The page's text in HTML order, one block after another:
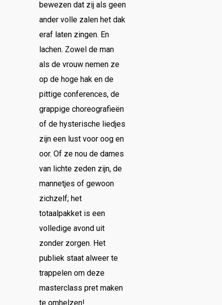
bewezen dat zij als geen
ander volle zalen het dak
eraf laten zingen. En
lachen. Zowel de man
als de vrouw nemen ze
op de hoge hak en de
pittige conferences, de
grappige choreografieën
of de hysterische liedjes
zijn een lust voor oog en
oor. Of ze nou de dames
van lichte zeden zijn, de
mannetjes of gewoon
zichzelf; het
totaalpakket is een
volledige avond uit
zonder zorgen. Het
publiek staat alweer te
trappelen om deze
masterclass pret maken
te omhelzen!